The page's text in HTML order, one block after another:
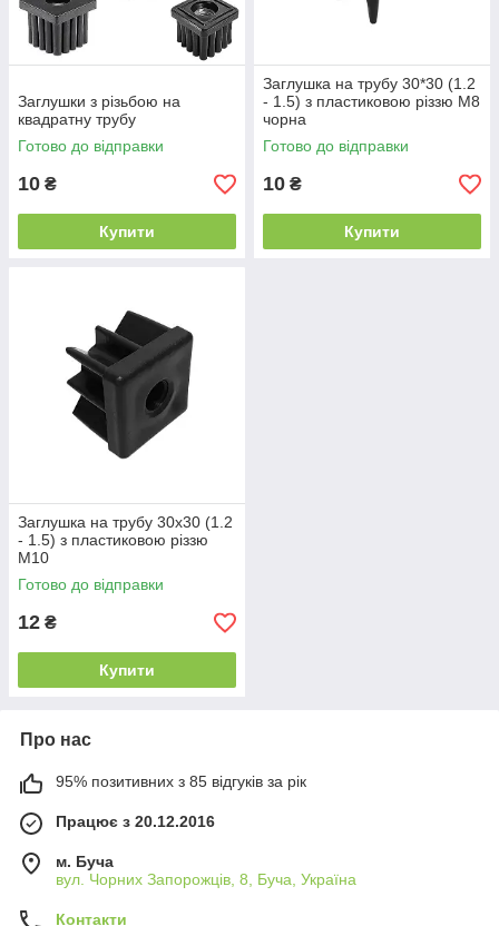
Заглушки з різьбою на
квадратну трубу
Готово до відправки
10 ₴
Купити
Заглушка на трубу 30*30 (1.2
- 1.5) з пластиковою різзю М8
чорна
Готово до відправки
10 ₴
Купити
Заглушка на трубу 30х30 (1.2
- 1.5) з пластиковою різзю
М10
Готово до відправки
12 ₴
Купити
Про нас
95% позитивних з 85 відгуків за рік
Працює з 20.12.2016
м. Буча
вул. Чорних Запорожців, 8, Буча, Україна
Контакти